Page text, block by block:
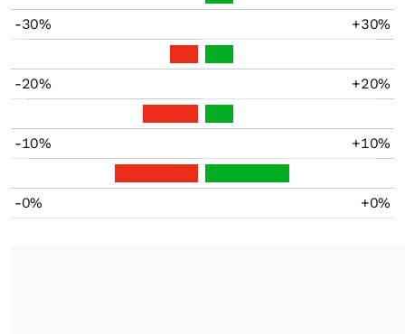
-30% +30%
-20% +20%
-10% +10%
-0% +0%